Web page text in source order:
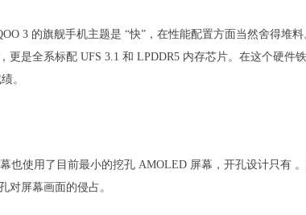
3 的旗舰手机主题是 “快”，在性能配置方面当然舍得堆
更是全系标配 UFS 3.1 和 LPDDR5 内存芯片。在这个硬件
。
也使用了目前最小的挖孔 AMOLED 屏幕，开孔设计只有
对屏幕画面的侵占。